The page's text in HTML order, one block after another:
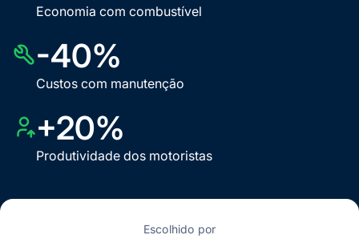
Economia com combustível
-40%
Custos com manutenção
+20%
Produtividade dos motoristas
Escolhido por